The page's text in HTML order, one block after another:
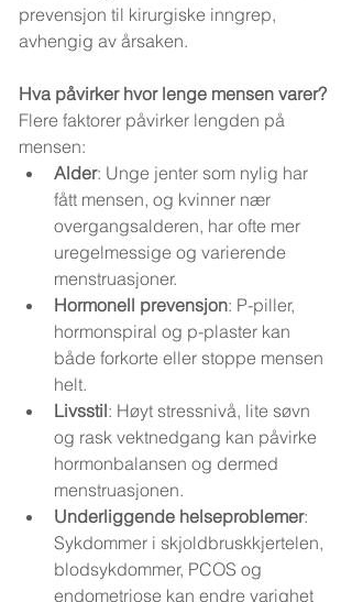
prevensjon til kirurgiske inngrep,
avhengig av årsaken.
Hva påvirker hvor lenge mensen varer?
Flere faktorer påvirker lengden på
mensen:
Alder: Unge jenter som nylig har
fått mensen, og kvinner nær
overgangsalderen, har ofte mer
uregelmessige og varierende
menstruasjoner.
Hormonell prevensjon: P-piller,
hormonspiral og p-plaster kan
både forkorte eller stoppe mensen
helt.
Livsstil: Høyt stressnivå, lite søvn
og rask vektnedgang kan påvirke
hormonbalansen og dermed
menstruasjonen.
Underliggende helseproblemer:
Sykdommer i skjoldbruskkjertelen,
blodsykdommer, PCOS og
endometriose kan endre varighet